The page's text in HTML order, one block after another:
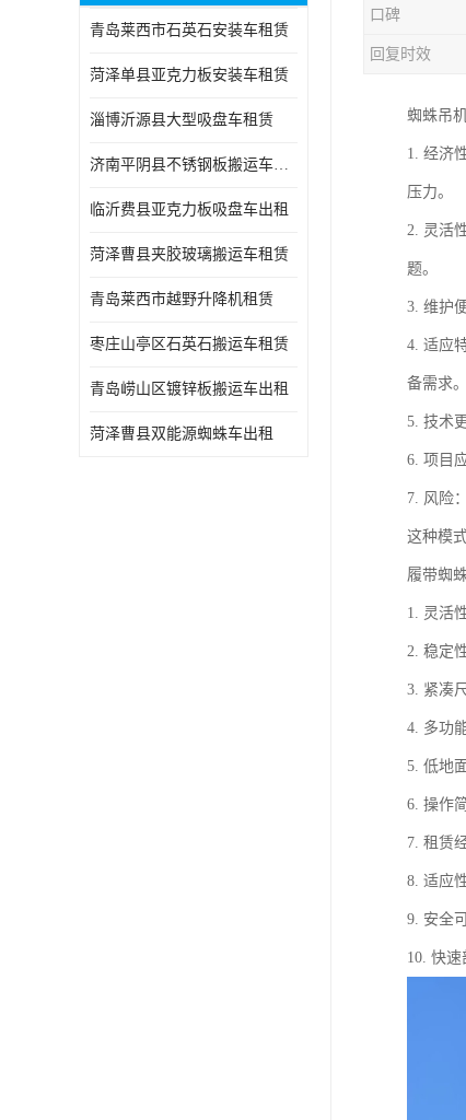
青岛莱西市石英石安装车租赁
菏泽单县亚克力板安装车租赁
淄博沂源县大型吸盘车租赁
济南平阴县不锈钢板搬运车出租
临沂费县亚克力板吸盘车出租
菏泽曹县夹胶玻璃搬运车租赁
青岛莱西市越野升降机租赁
枣庄山亭区石英石搬运车租赁
青岛崂山区镀锌板搬运车出租
菏泽曹县双能源蜘蛛车出租
口碑
回复时效
蜘蛛吊
1. 经济
压力。
2. 灵活
题。
3. 维护
4. 适应
备需求。
5. 技术
6. 项目
7. 风险
这种模
履带蜘
1. 灵活
2. 稳定
3. 紧凑
4. 多功
5. 低地
6. 操作
7. 租赁
8. 适应
9. 安全
10. 快